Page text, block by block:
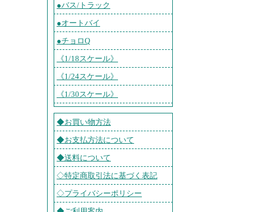
●バス/トラック
●オートバイ
●チョロQ
《1/18スケール》
《1/24スケール》
《1/30スケール》
◆お買い物方法
◆お支払方法について
◆送料について
◇特定商取引法に基づく表記
◇プライバシーポリシー